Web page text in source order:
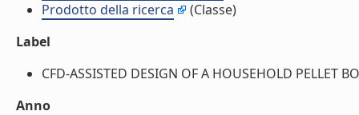
Prodotto della ricerca
(Classe)
Label
CFD-ASSISTED DESIGN OF A HOUSEHOLD
Anno